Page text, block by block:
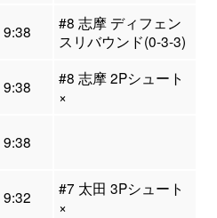
9:38
#8 志摩 ディフェン
スリバウンド(0-3-3)
9:38
#8 志摩 2Pシュート
×
9:38
9:32
#7 太田 3Pシュート
×